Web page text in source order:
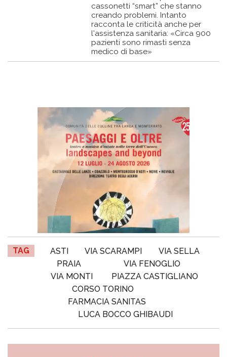
cassonetti “smart” che stanno
creando problemi. Intanto
racconta le criticità anche per
l'assistenza sanitaria: «Circa 900
pazienti sono rimasti senza
medico di base»
TAG ASTI VIA SCARAMPI
VIA SELLA
PRAIA
VIA FENOGLIO
VIA MONTI
PIAZZA CASTIGLIANO
CORSO TORINO
FARMACIA SANITAS
LUCA BOCCO GHIBAUDI